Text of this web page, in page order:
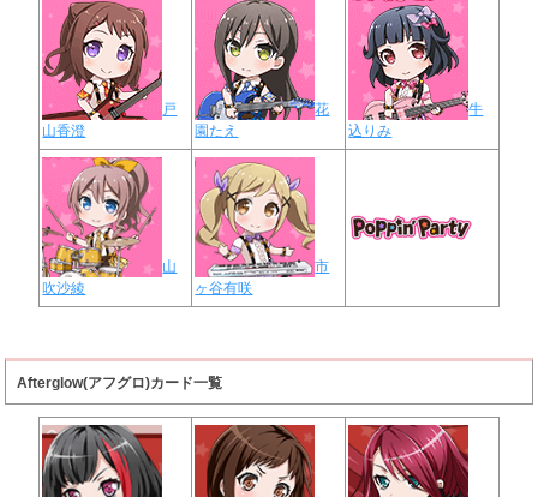
戸
山香澄
花
園たえ
牛
込りみ
山
吹沙綾
市
ヶ谷有咲
Afterglow(アフグロ)カード一覧